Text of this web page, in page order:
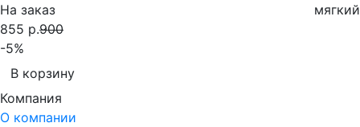
На заказ
мягкий
855 р.900
-5%
В корзину
Компания
О компании